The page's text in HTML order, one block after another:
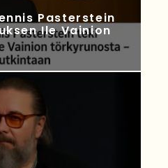
Pasterstein
Ile Vainion